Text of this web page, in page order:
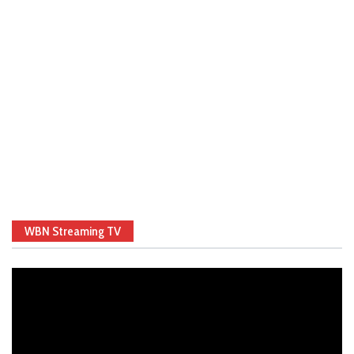
WBN Streaming TV